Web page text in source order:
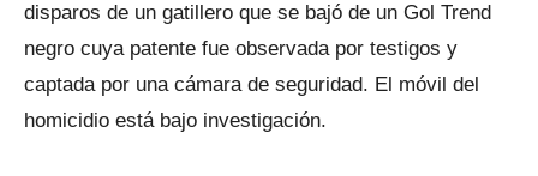
disparos de un gatillero que se bajó de un Gol Trend
negro cuya patente fue observada por testigos y
captada por una cámara de seguridad. El móvil del
homicidio está bajo investigación.